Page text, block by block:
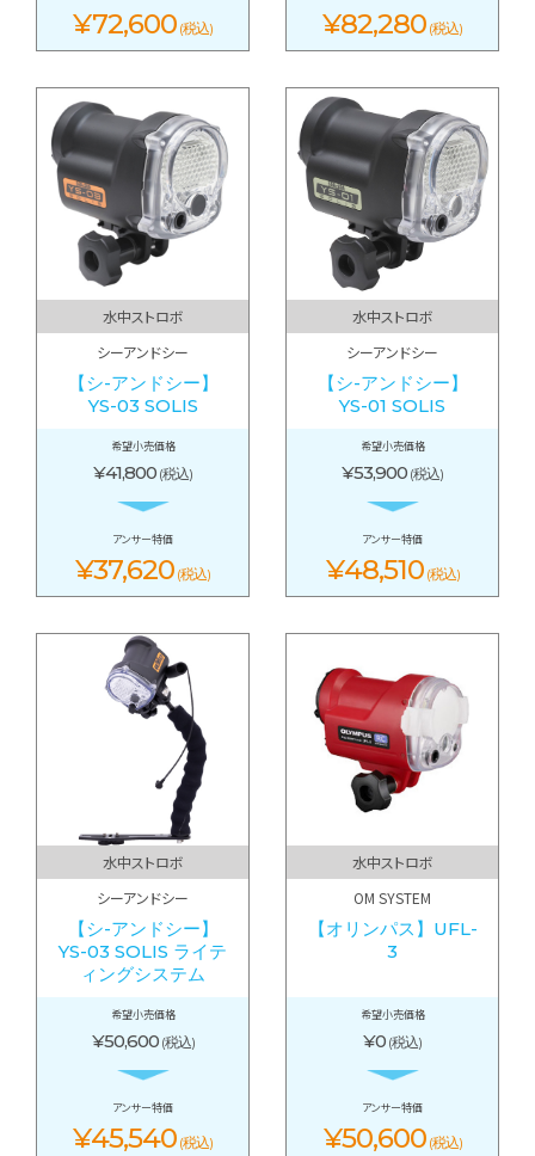
¥72,600 (税込) ¥82,280 (税込)
水中ストロボ
シーアンドシー
【シ-アンドシー】
YS-03 SOLIS
希望小売価格
¥41,800 (税込)
アンサー特価
¥37,620 (税込)
水中ストロボ
シーアンドシー
【シ-アンドシー】
YS-01 SOLIS
希望小売価格
¥53,900 (税込)
アンサー特価
¥48,510 (税込)
水中ストロボ
シーアンドシー
【シ-アンドシー】
YS-03 SOLIS ライテ
ィングシステム
希望小売価格
¥50,600 (税込)
アンサー特価
¥45,540 (税込)
水中ストロボ
OM SYSTEM
【オリンパス】UFL-
3
希望小売価格
¥0 (税込)
アンサー特価
¥50,600 (税込)